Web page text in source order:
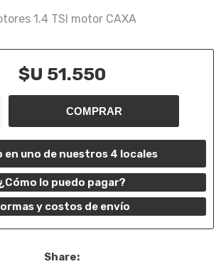
1.4 TSI motor CAXA
$U 51.550
en uno de nuestros 4 locales
lo puedo pagar?
y costos de envío
Share: